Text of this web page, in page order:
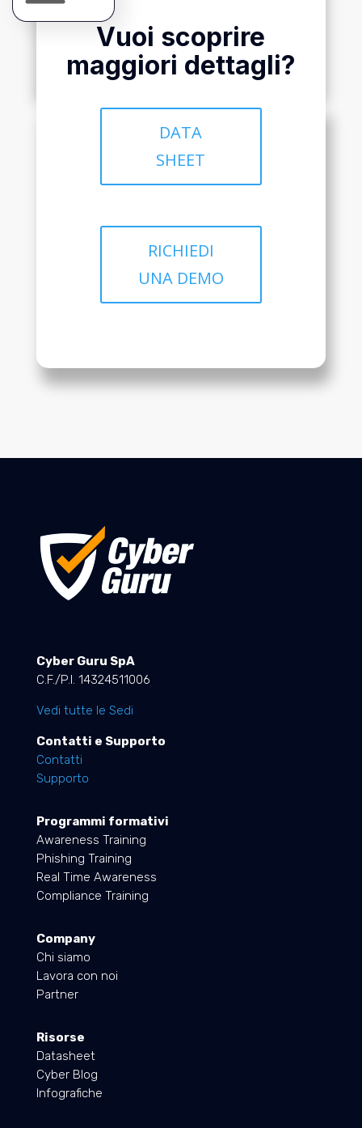
Vuoi scoprire
maggiori dettagli?
DATA
SHEET
RICHIEDI
UNA DEMO
Cyber Guru SpA
C.F./P.I. 14324511006
Vedi tutte le Sedi
Contatti e Supporto
Contatti
Supporto
Programmi formativi
Awareness Training
Phishing Training
Real Time Awareness
Compliance Training
Company
Chi siamo
Lavora con noi
Partner
Risorse
Datasheet
Cyber Blog
Infografiche